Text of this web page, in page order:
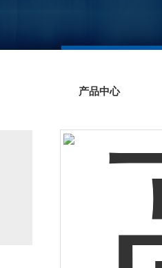
产品中心